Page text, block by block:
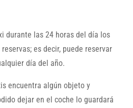
durante las 24 horas del día los
es decir, puede reservar
día del año.
encuentra algún objeto y
dejar en el coche lo guardará